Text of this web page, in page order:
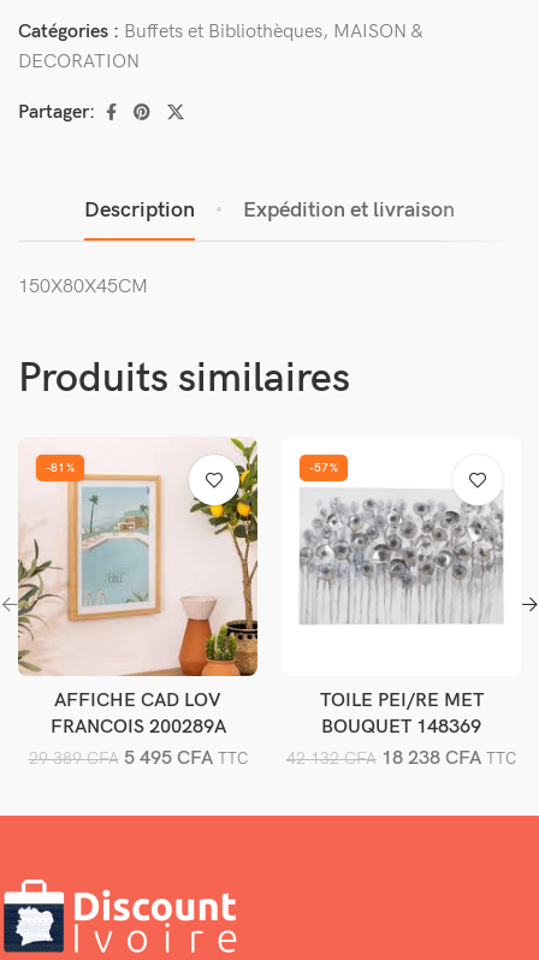
Catégories : Buffets et Bibliothèques, MAISON &
DECORATION
Partager:
Description Expédition et livraison
150X80X45CM
Produits similaires
-81%
Ajouter au panier
AFFICHE CAD LOV
FRANCOIS 200289A
29 389CFA 5 495 CFA TTC
-57%
Ajouter au panier
TOILE PEI/RE MET
BOUQUET 148369
42 132CFA 18 238 CFA TTC